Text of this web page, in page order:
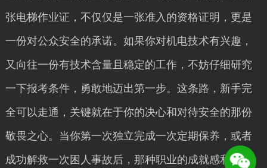
张电梯作业证，不仅仅是一张准入的资格证明，更是
一份对公众安全的承诺。如果你对机电技术有兴趣，
又向往一份有技术含量且稳定的工作，不妨仔细研究
一下报考条件，勇敢地迈出第一步。这条路，新手完
全可以走通，关键就在于你的决心和对待安全的那份
敬畏之心。当你第一次独立完成一次定期保养，或者
成功解救一次困人事故后，那种职业的成就感和价值